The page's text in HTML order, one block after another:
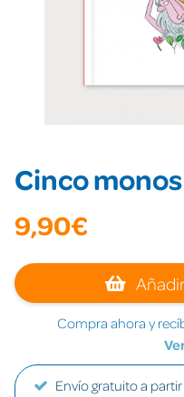
Cinco
9,90€
Compra ahora y
Envío gratuito a